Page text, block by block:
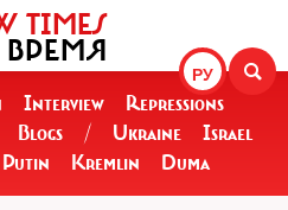
РУ
TIMES
Interview
Repressions
Blogs / Ukraine
Israel
Putin Kremlin Duma